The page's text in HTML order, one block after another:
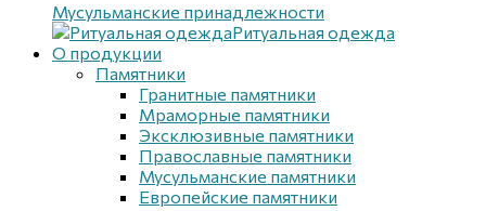
Мусульманские принадлежности
Ритуальная одежда
О продукции
Памятники
Гранитные памятники
Мраморные памятники
Эксклюзивные памятники
Православные памятники
Мусульманские памятники
Европейские памятники